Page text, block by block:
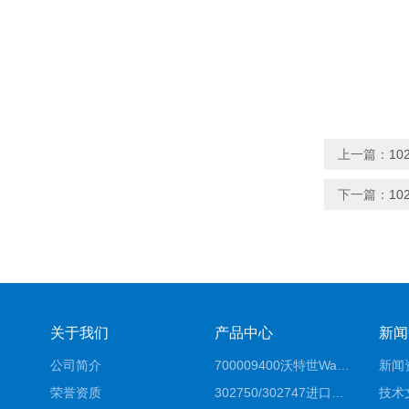
上一篇：
下一篇：
关于我们
公司简介
荣誉资质
产品中心 新
新闻
技术